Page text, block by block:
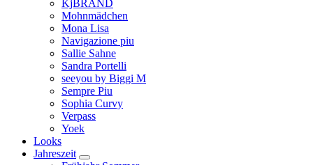
KjBRAND
Mohnmädchen
Mona Lisa
Navigazione piu
Sallie Sahne
Sandra Portelli
seeyou by Biggi M
Sempre Piu
Sophia Curvy
Verpass
Yoek
Looks
Jahreszeit